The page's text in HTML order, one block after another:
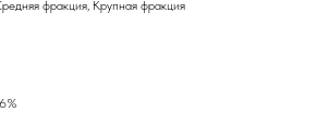
фракция, Крупная фракция